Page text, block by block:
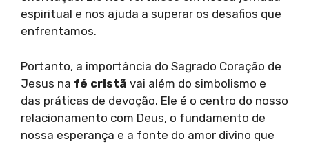
espiritual e nos ajuda a superar os desafios que
enfrentamos.
Portanto, a importância do Sagrado Coração de
Jesus na fé cristã vai além do simbolismo e
das práticas de devoção. Ele é o centro do nosso
relacionamento com Deus, o fundamento de
nossa esperança e a fonte do amor divino que